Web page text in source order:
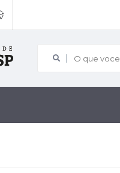
O que voce procura?